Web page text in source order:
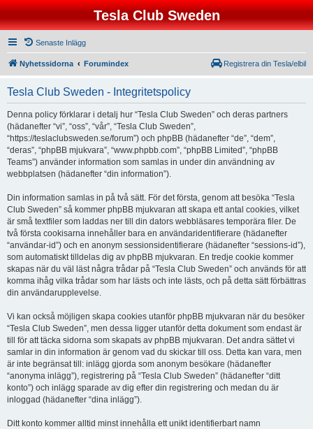
Tesla Club Sweden
Senaste Inlägg
Nyhetssidorna Forumindex Registrera din Tesla/elbil
Tesla Club Sweden - Integritetspolicy
Denna policy förklarar i detalj hur “Tesla Club Sweden” och deras partners
(hädanefter “vi”, “oss”, “vår”, “Tesla Club Sweden”,
“https://teslaclubsweden.se/forum”) och phpBB (hädanefter “de”, “dem”,
“deras”, “phpBB mjukvara”, “www.phpbb.com”, “phpBB Limited”, “phpBB
Teams”) använder information som samlas in under din användning av
webbplatsen (hädanefter “din information”).
Din information samlas in på två sätt. För det första, genom att besöka “Tesla
Club Sweden” så kommer phpBB mjukvaran att skapa ett antal cookies, vilket
är små textfiler som laddas ner till din dators webbläsares temporära filer. De
två första cookisarna innehåller bara en användaridentifierare (hädanefter
“användar-id”) och en anonym sessionsidentifierare (hädanefter “sessions-id”),
som automatiskt tilldelas dig av phpBB mjukvaran. En tredje cookie kommer
skapas när du väl läst några trådar på “Tesla Club Sweden” och används för att
komma ihåg vilka trådar som har lästs och inte lästs, och på detta sätt förbättras
din användarupplevelse.
Vi kan också möjligen skapa cookies utanför phpBB mjukvaran när du besöker
“Tesla Club Sweden”, men dessa ligger utanför detta dokument som endast är
till för att täcka sidorna som skapats av phpBB mjukvaran. Det andra sättet vi
samlar in din information är genom vad du skickar till oss. Detta kan vara, men
är inte begränsat till: inlägg gjorda som anonym besökare (hädanefter
“anonyma inlägg”), registrering på “Tesla Club Sweden” (hädanefter “ditt
konto”) och inlägg sparade av dig efter din registrering och medan du är
inloggad (hädanefter “dina inlägg”).
Ditt konto kommer alltid minst innehålla ett unikt identifierbart namn